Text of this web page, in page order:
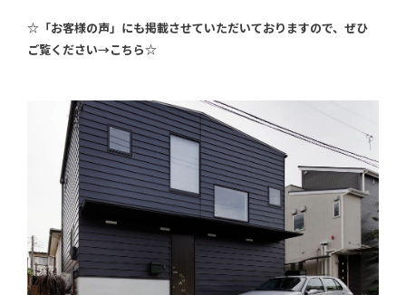
☆「お客様の声」にも掲載させていただいておりますので、ぜひ
ご覧ください→こちら☆